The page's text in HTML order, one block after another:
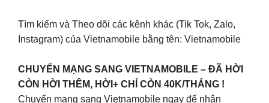
Tìm kiếm và Theo dõi các kênh khác (Tik Tok, Zalo,
Instagram) của Vietnamobile bằng tên: Vietnamobile
CHUYỂN MẠNG SANG VIETNAMOBILE – ĐÃ HỜI
CÒN HỜI THÊM, HỜI+ CHỈ CÒN 40K/THÁNG !
Chuyển mạng sang Vietnamobile ngay để nhận